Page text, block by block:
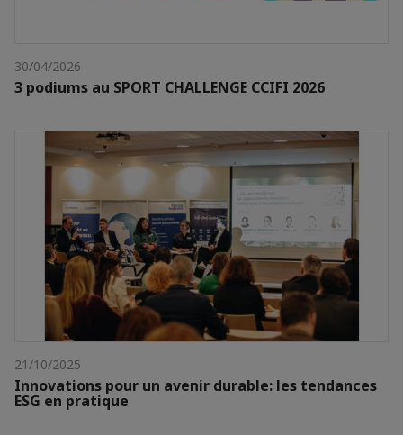
30/04/2026
3 podiums au SPORT CHALLENGE CCIFI 2026
21/10/2025
Innovations pour un avenir durable: les tendances
ESG en pratique